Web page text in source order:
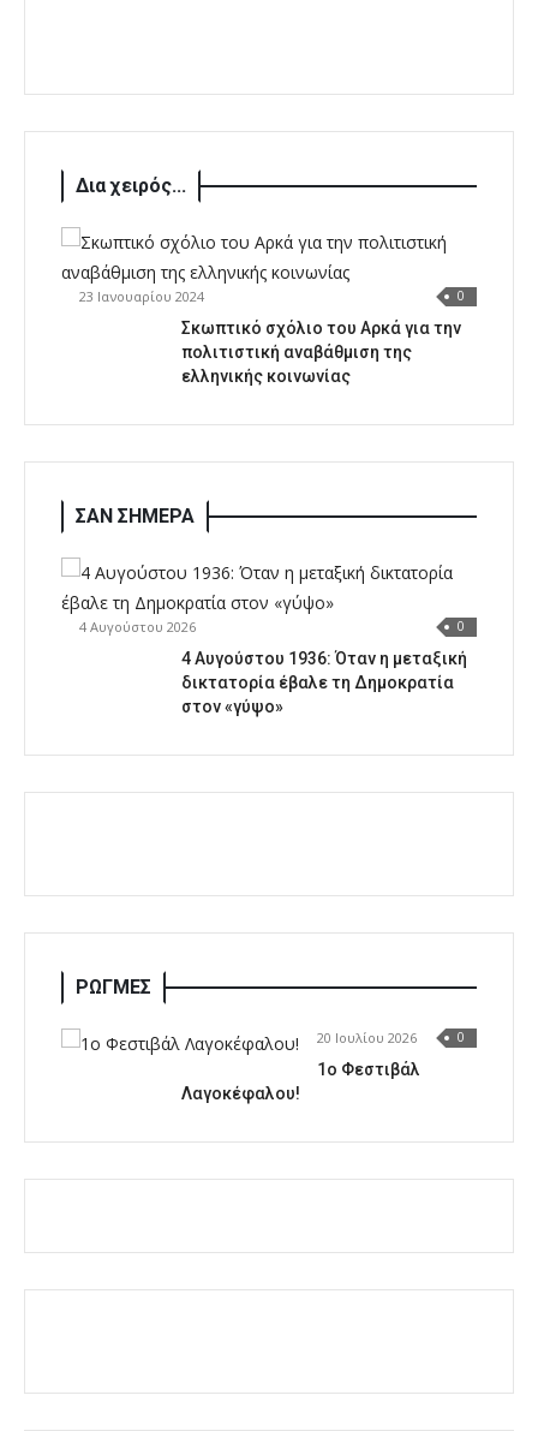
Δια χειρός...
23 Ιανουαρίου 2024 0
Σκωπτικό σχόλιο του Αρκά για την
πολιτιστική αναβάθμιση της
ελληνικής κοινωνίας
ΣΑΝ ΣΗΜΕΡΑ
4 Αυγούστου 2026 0
4 Αυγούστου 1936: Όταν η μεταξική
δικτατορία έβαλε τη Δημοκρατία
στον «γύψο»
ΡΩΓΜΕΣ
20 Ιουλίου 2026 0
1o Φεστιβάλ
Λαγοκέφαλου!